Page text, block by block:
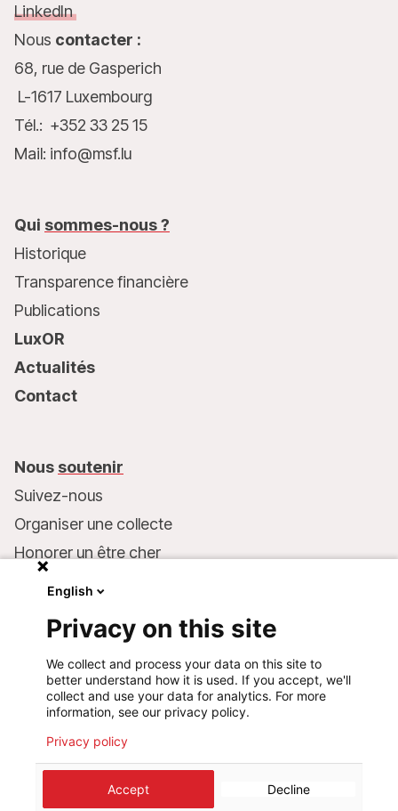
LinkedIn
Nous contacter :
68, rue de Gasperich
L-1617 Luxembourg
Tél.: +352 33 25 15
Mail: info@msf.lu
Qui sommes-nous ?
Historique
Transparence financière
Publications
LuxOR
Actualités
Contact
Nous soutenir
Suivez-nous
Organiser une collecte
Honorer un être cher
Faire un don
Coordonnées bancaires :
LU75 1111 0000 4848 0000
Comportement responsable
Médecins Sans Frontières Luxembourg
English
Privacy on this site
We collect and process your data on this site to
better understand how it is used. If you accept, we'll
collect and use your data for analytics. For more
information, see our privacy policy.
Privacy policy
Accept Decline